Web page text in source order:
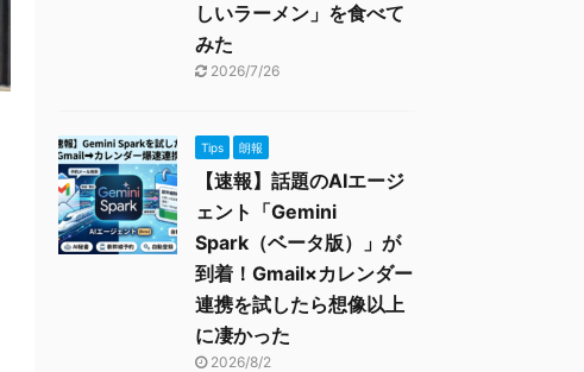
しいラーメン」を食べて
みた
2026/7/26
Tips 朗報
【速報】話題のAIエージ
ェント「Gemini
Spark（ベータ版）」が
到着！Gmail×カレンダー
連携を試したら想像以上
に凄かった
2026/8/2